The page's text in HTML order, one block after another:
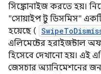
সিঙ্ক্রোনাইজ করতে হয়।
"সোয়াইপ টু ডিসমিস"
হয়েছে (
এলিমেন্টের হরাইজন্টাল
হিসেবে দেখানো হয়। এই
জেসচার অ্যানিমেশনের